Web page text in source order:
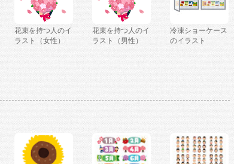
花束を持つ人のイ
ラスト（女性）
花束を持つ人のイ
ラスト（男性）
冷凍ショーケース
のイラスト